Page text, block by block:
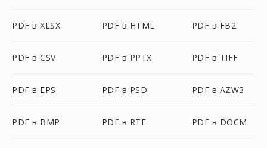
PDF в XLSX PDF в HTML PDF в FB2
PDF в CSV PDF в PPTX PDF в TIFF
PDF в EPS PDF в PSD PDF в AZW3
PDF в BMP PDF в RTF PDF в DOCM